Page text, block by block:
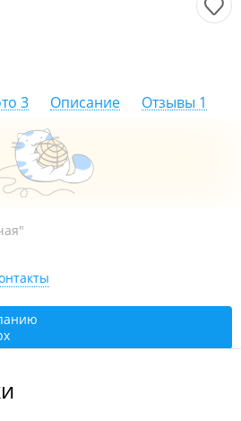
3 Описание Отзывы 1
ул. Шилкинская, 16А